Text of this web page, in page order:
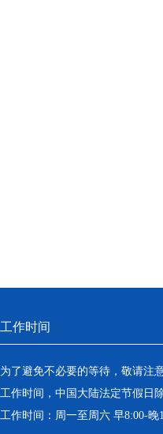
工作时间
为了避免不必要的等待，敬请注
工作时间，中国大陆法定节假日除
工作时间：周一至周六 早8:00-晚